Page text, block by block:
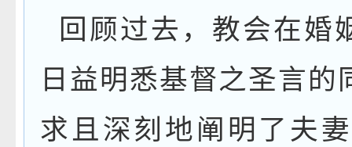
回顾过去，教会在婚
日益明悉基督之圣言的
求且深刻地阐明了夫